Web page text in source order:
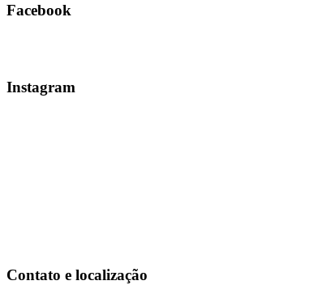
Facebook
Instagram
Contato e localização